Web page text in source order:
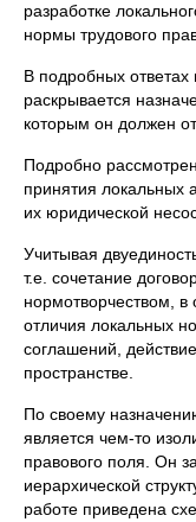
разработке
нор­мы трудового
В подробных
раскрывается
которым он должен
Подробно
принятия локальных
их юридической
Учитывая
т.е. сочетание
нормотворчеством,
отличия локальных
соглаше­ний,
пространстве.
По своему
является чем-то
правового поля. Он
иерархической
работе приве­дена